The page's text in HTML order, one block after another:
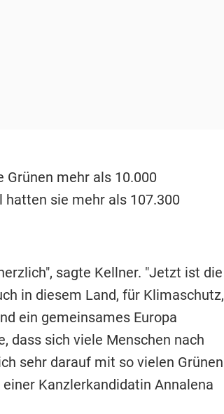
Grünen mehr als 10.000
sie mehr als 107.300
sagte Kellner. "Jetzt ist die
in diesem Land, für Klimaschutz,
ein gemeinsames Europa
dass sich viele Menschen nach
sehr darauf mit so vielen Grünen
Kanzlerkandidatin Annalena